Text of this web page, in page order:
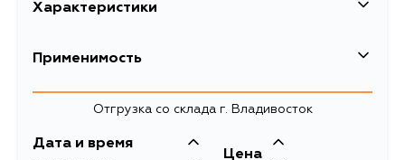
Характеристики
Описание
Применимость
Отгрузка со склада г. Владивосток
Дата и время
Цена